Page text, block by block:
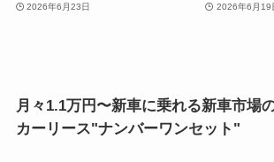
2026年6月23日 2026年6月19
月々1.1万円〜新車に乗れる新車市場
カーリース"ナンバーワンセット"